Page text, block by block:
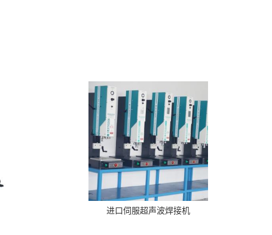
进口伺服超声波焊接机